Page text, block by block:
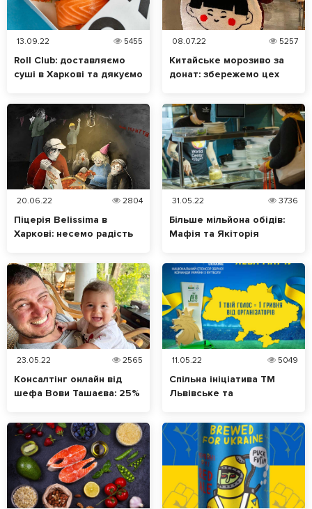
13.09.22 5455
Roll Club: доставляємо
суші в Харкові та дякуємо
08.07.22 5257
Китайське морозиво за
донат: збережемо цех
ресторан МАО в Харкові
20.06.22 2804
Піцерія Belissima в
Харкові: несемо радість
31.05.22 3736
Більше мільйона обідів:
Мафія та Якіторія
Харкові та інших містах
23.05.22 2565
Консалтінг онлайн від
шефа Вови Ташаєва: 25%
фонду Таблеточки
11.05.22 5049
Спільна ініціатива ТМ
Львівське та
України з футболу.
Відтепер кожен голос за
«Лева матчу» – це
допомога українцям